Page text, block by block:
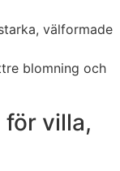
välformade
blomning och
villa,